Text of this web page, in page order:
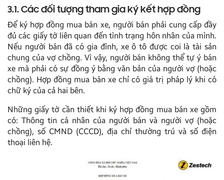
3.1. Các đối tượng tham gia ký kết hợp đồng
Để ký hợp đồng mua bán xe, người bán phải cung cấp đầy
đủ các giấy tờ liên quan đến tình trạng hôn nhân của mình.
Nếu người bán đã có gia đình, xe ô tô được coi là tài sản
chung của vợ chồng. Vì vậy, người bán không thể tự ý bán
xe mà phải có sự đồng ý bằng văn bản của người vợ (hoặc
chồng). Hợp đồng mua bán xe chỉ có giá trị pháp lý khi có
chữ ký của cả hai bên.
Những giấy tờ cần thiết khi ký hợp đồng mua bán xe gồm
có: Thông tin cá nhân của người bán và người vợ (hoặc
chồng), số CMND (CCCD), địa chỉ thường trú và số điện
thoại liên hệ.